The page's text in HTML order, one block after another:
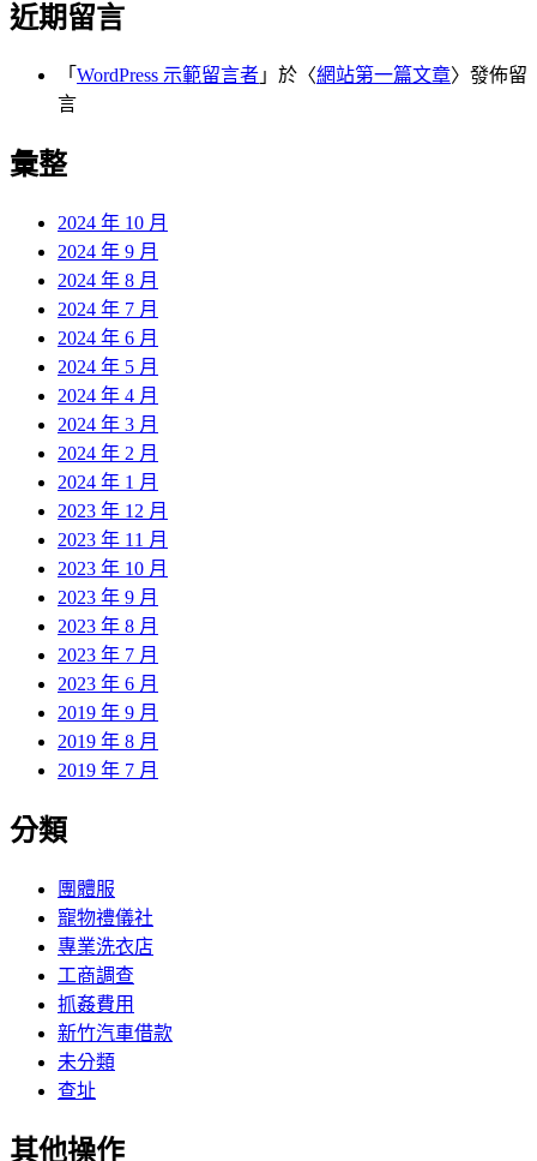
近期留言
「 WordPress 示範留言者 」於〈網站第一篇文章〉發佈留
言
彙整
2024 年 10 月
2024 年 9 月
2024 年 8 月
2024 年 7 月
2024 年 6 月
2024 年 5 月
2024 年 4 月
2024 年 3 月
2024 年 2 月
2024 年 1 月
2023 年 12 月
2023 年 11 月
2023 年 10 月
2023 年 9 月
2023 年 8 月
2023 年 7 月
2023 年 6 月
2019 年 9 月
2019 年 8 月
2019 年 7 月
分類
團體服
寵物禮儀社
專業洗衣店
工商調查
抓姦費用
新竹汽車借款
未分類
查址
其他操作